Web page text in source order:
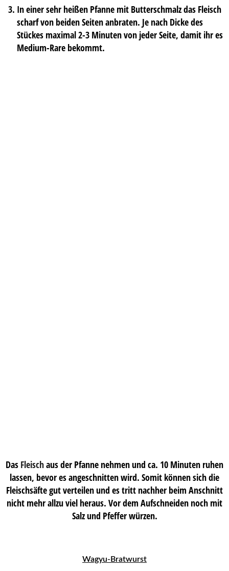
In einer sehr heißen Pfanne mit Butterschmalz das Fleisch
scharf von beiden Seiten anbraten. Je nach Dicke des
Stückes maximal 2-3 Minuten von jeder Seite, damit ihr es
Medium-Rare bekommt.
Das Fleischaus der Pfanne nehmen und ca. 10 Minuten ruhen
lassen, bevor es angeschnitten wird. Somit können sich die
Fleischsäfte gut verteilen und es tritt nachher beim Anschnitt
nicht mehr allzu viel heraus. Vor dem Aufschneiden noch mit
Salz und Pfeffer würzen.
Wagyu-Bratwurst